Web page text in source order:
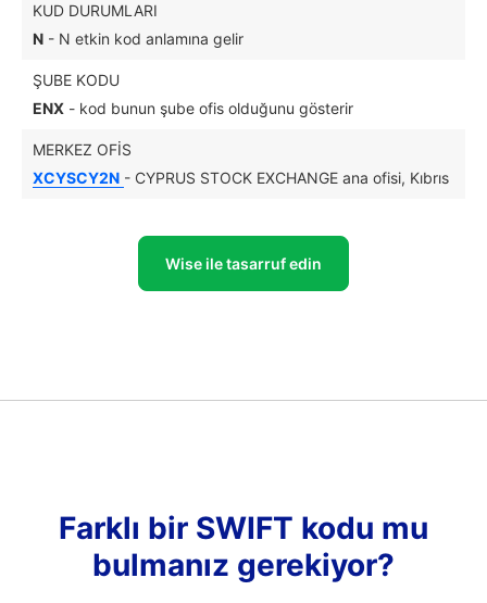
KUD DURUMLARI
N - N etkin kod anlamına gelir
ŞUBE KODU
ENX - kod bunun şube ofis olduğunu gösterir
MERKEZ OFIS
XCYSCY2N - CYPRUS STOCK EXCHANGE ana ofisi, Kıbrıs
Wise ile tasarruf edin
Farklı bir SWIFT kodu mu
bulmanız gerekiyor?